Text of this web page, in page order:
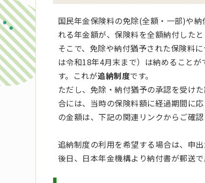
国民年金保険料の免除(全額・一部)や
れる年金額が、保険料を全額納付した
そこで、免除や納付猶予された保険料
は令和18年4月末まで）は納めること
す。これが追納制度です。
ただし、免除・納付猶予の承認を受け
合には、当時の保険料額に経過期間に
の金額は、下記の関連リンクからご確認
追納制度の利用を希望する場合は、申出
後日、日本年金機構より納付書が郵送